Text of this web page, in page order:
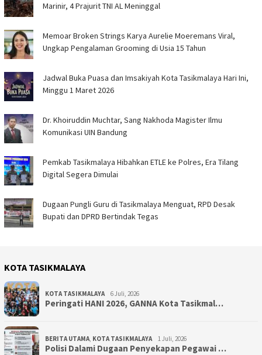
Marinir, 4 Prajurit TNI AL Meninggal
Memoar Broken Strings Karya Aurelie Moeremans Viral,
Ungkap Pengalaman Grooming di Usia 15 Tahun
Jadwal Buka Puasa dan Imsakiyah Kota Tasikmalaya Hari Ini,
Minggu 1 Maret 2026
Dr. Khoiruddin Muchtar, Sang Nakhoda Magister Ilmu
Komunikasi UIN Bandung
Pemkab Tasikmalaya Hibahkan ETLE ke Polres, Era Tilang
Digital Segera Dimulai
Dugaan Pungli Guru di Tasikmalaya Menguat, RPD Desak
Bupati dan DPRD Bertindak Tegas
KOTA TASIKMALAYA
KOTA TASIKMALAYA 6 Juli, 2026
Peringati HANI 2026, GANNA Kota Tasikmal…
BERITA UTAMA, KOTA TASIKMALAYA 1 Juli, 2026
Polisi Dalami Dugaan Penyekapan Pegawai …